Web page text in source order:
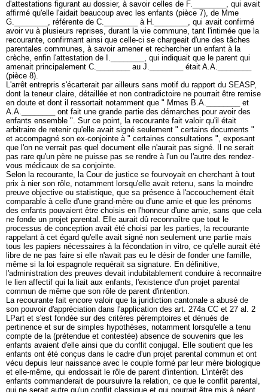
d'attestations figurant au dossier, à savoir celles de F.________, qui avait
affirmé qu'elle l'aidait beaucoup avec les enfants (pièce 7), de Mme
G.________, référente de C.________ à H.________, qui avait confirmé
avoir vu à plusieurs reprises, durant la vie commune, tant l'intimée que la
recourante, confirmant ainsi que celle-ci se chargeait d'une des tâches
parentales communes, à savoir amener et rechercher un enfant à la
crèche, enfin l'attestation de I.________, qui indiquait que le parent qui
amenait principalement C.________ au J.________ était A.A.________
(pièce 8).
L'arrêt entrepris s'écarterait par ailleurs sans motif du rapport du SEASP,
dont la teneur claire, détaillée et non contradictoire ne pourrait être remise
en doute et dont il ressortait notamment que " Mmes B.A.________ et
A.A.________ ont fait une grande partie des démarches pour avoir des
enfants ensemble ". Sur ce point, la recourante fait valoir qu'il était
arbitraire de retenir qu'elle avait signé seulement " certains documents "
et accompagné son ex-conjointe à " certaines consultations ", exposant
que l'on ne verrait pas quel document elle n'aurait pas signé. Il ne serait
pas rare qu'un père ne puisse pas se rendre à l'un ou l'autre des rendez-
vous médicaux de sa conjointe.
Selon la recourante, la Cour de justice se fourvoyait en cherchant à tout
prix à nier son rôle, notamment lorsqu'elle avait retenu, sans la moindre
preuve objective ou statistique, que sa présence à l'accouchement était
comparable à celle d'une grand-mère ou d'une amie et que les prénoms
des enfants pouvaient être choisis en l'honneur d'une amie, sans que cela
ne fonde un projet parental. Elle aurait dû reconnaître que tout le
processus de conception avait été choisi par les parties, la recourante
rappelant à cet égard qu'elle avait signé non seulement une partie mais
tous les papiers nécessaires à la fécondation in vitro, ce qu'elle aurait été
libre de ne pas faire si elle n'avait pas eu le désir de fonder une famille,
même si la loi espagnole requérait sa signature. En définitive,
l'administration des preuves devait indubitablement conduire à reconnaitre
le lien affectif qui la liait aux enfants, l'existence d'un projet parental
commun de même que son rôle de parent d'intention.
La recourante fait encore valoir que la juridiction cantonale a abusé de
son pouvoir d'appréciation dans l'application des art. 274a CC et 27 al. 2
LPart et s'est fondée sur des critères péremptoires et dénués de
pertinence et sur de simples hypothèses, notamment lorsqu'elle a tenu
compte de la (prétendue et contestée) absence de souvenirs que les
enfants avaient d'elle ainsi que du conflit conjugal. Elle soutient que les
enfants ont été conçus dans le cadre d'un projet parental commun et ont
vécu depuis leur naissance avec le couple formé par leur mère biologique
et elle-même, qui endossait le rôle de parent d'intention. L'intérêt des
enfants commanderait de poursuivre la relation, ce que le conflit parental,
qui ne serait autre qu'un conflit classique et qui pourrait être mis à néant